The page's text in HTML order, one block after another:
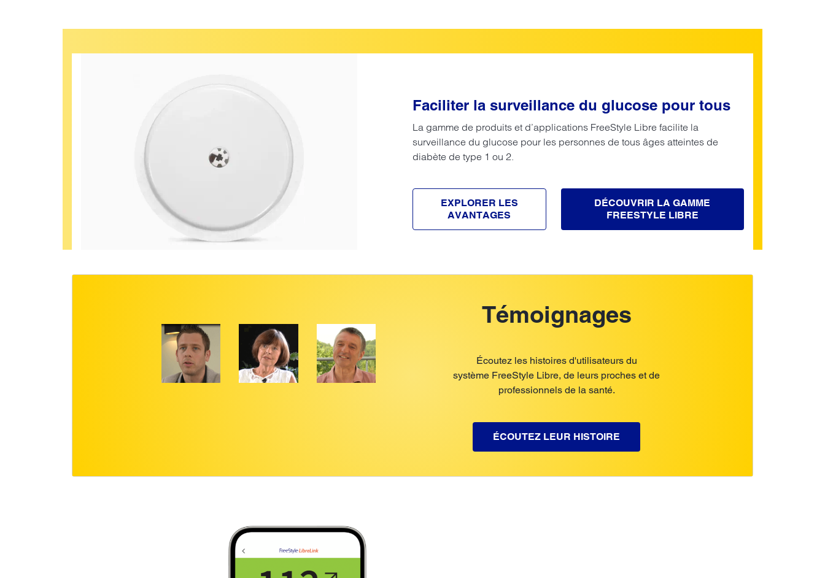
Faciliter la surveillance du glucose pour tous
La gamme de produits et d’applications FreeStyle Libre facilite la
surveillance du glucose pour les personnes de tous âges atteintes de
diabète de type 1 ou 2.
EXPLORER LES
AVANTAGES
DÉCOUVRIR LA GAMME
FREESTYLE LIBRE
Témoignages
Écoutez les histoires d'utilisateurs du
système FreeStyle Libre, de leurs proches et de
professionnels de la santé.
ÉCOUTEZ LEUR HISTOIRE